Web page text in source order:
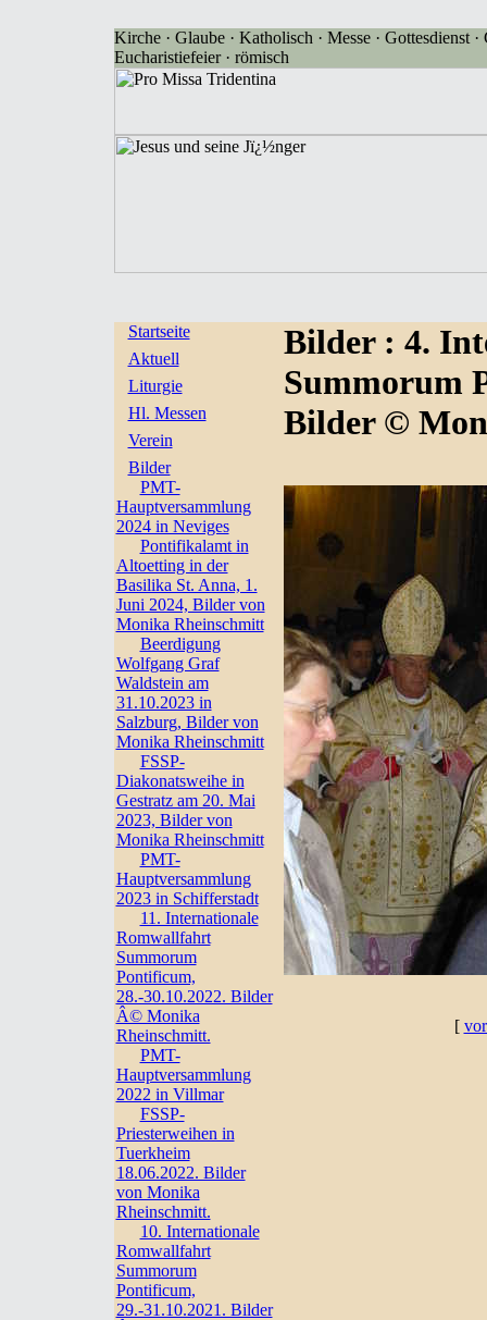
Kirche · Glaube · Katholisch · Messe · Gottesdienst
Eucharistiefeier · römisch
Startseite
Aktuell
Liturgie
Hl. Messen
Verein
Bilder
PMT-
Hauptversammlung
2024 in Neviges
Pontifikalamt in
Altoetting in der
Basilika St. Anna, 1.
Juni 2024, Bilder von
Monika Rheinschmitt
Beerdigung
Wolfgang Graf
Waldstein am
31.10.2023 in
Salzburg, Bilder von
Monika Rheinschmitt
FSSP-
Diakonatsweihe in
Gestratz am 20. Mai
2023, Bilder von
Monika Rheinschmitt
PMT-
Hauptversammlung
2023 in Schifferstadt
11. Internationale
Romwallfahrt
Summorum
Pontificum,
28.-30.10.2022. Bilder
Â© Monika
Rheinschmitt.
PMT-
Hauptversammlung
2022 in Villmar
FSSP-
Priesterweihen in
Tuerkheim
18.06.2022. Bilder
von Monika
Rheinschmitt.
10. Internationale
Romwallfahrt
Summorum
Pontificum,
29.-31.10.2021. Bilder
Bilder : 4.
Summorum
Bilder ©
[